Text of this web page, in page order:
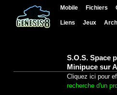
Mobile Fichiers
Liens Jeux
S.O.S. Space
Minipuce sur
Cliquez ici pour
recherche d'un